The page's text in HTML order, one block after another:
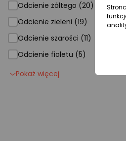
Odcienie żółtego (20)
Odcienie zieleni (19)
Odcienie szarości (11)
Odcienie fioletu (5)
Pokaż więcej